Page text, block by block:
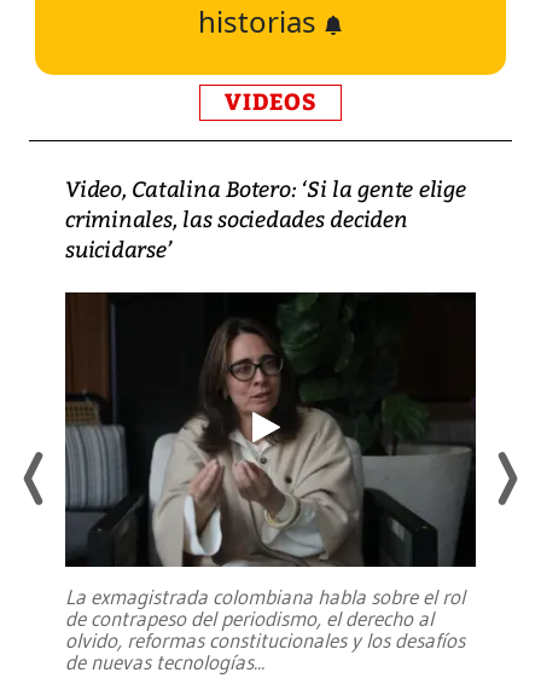
historias
VIDEOS
Video, Catalina Botero: ‘Si la gente elige
criminales, las sociedades deciden
suicidarse’
La exmagistrada colombiana habla sobre el rol
de contrapeso del periodismo, el derecho al
olvido, reformas constitucionales y los desafíos
de nuevas tecnologías...